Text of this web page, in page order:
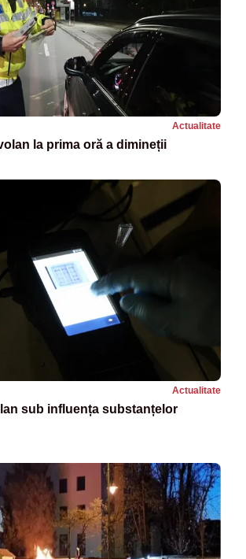
Actualitate
la prima oră a dimineții
Actualitate
sub influența substanțelor